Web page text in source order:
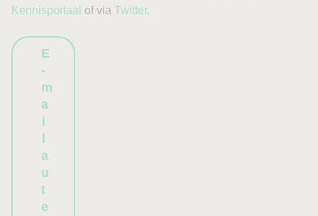
Kennisportaal of via Twitter.
E
-
m
a
i
a
u
t
e